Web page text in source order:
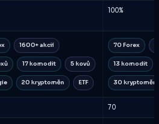
100%
1600+ akcií
17 komodit 5 kovů
20 kryptoměn ETF
70 Forex
13 komodit
30 kryptoměn
70